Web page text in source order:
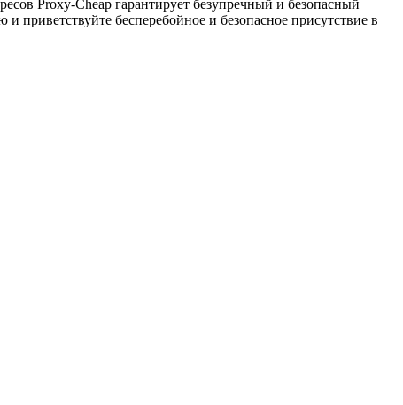
Proxy-Cheap гарантирует безупречный и безопасный
приветствуйте бесперебойное и безопасное присутствие в